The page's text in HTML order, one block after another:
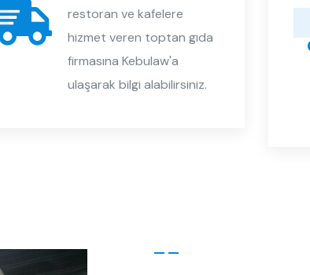
restoran ve kafelere
hizmet veren toptan gıda
firmasına Kebulaw'a
ulaşarak bilgi alabilirsiniz.